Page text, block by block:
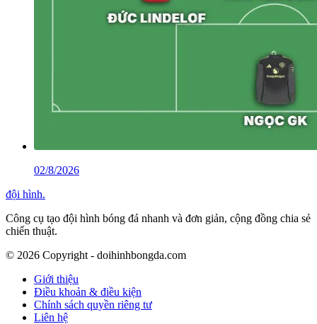
02/8/2026
đội hình.
Công cụ tạo đội hình bóng đá nhanh và đơn giản, cộng đồng chia sẻ
chiến thuật.
© 2026 Copyright - doihinhbongda.com
Giới thiệu
Điều khoản & điều kiện
Chính sách quyền riêng tư
Liên hệ